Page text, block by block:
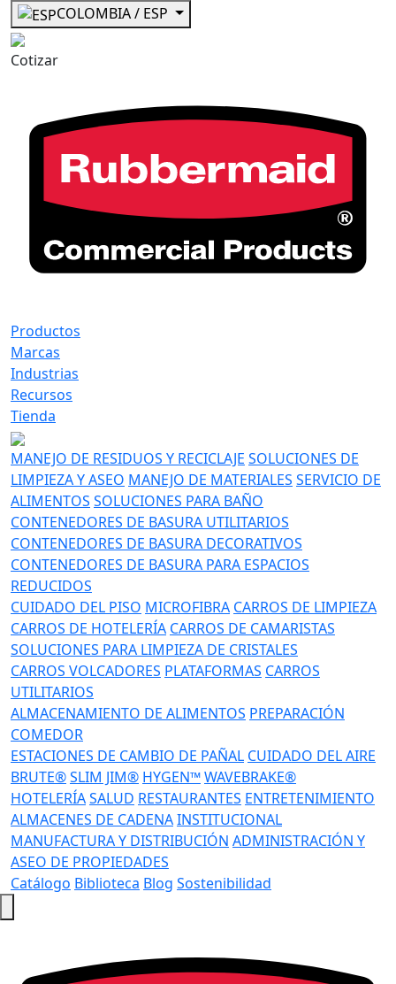
COLOMBIA / ESP
Cotizar
Productos
Marcas
Industrias
Recursos
Tienda
MANEJO DE RESIDUOS Y RECICLAJE SOLUCIONES DE
LIMPIEZA Y ASEO MANEJO DE MATERIALES SERVICIO DE
ALIMENTOS SOLUCIONES PARA BAÑO
CONTENEDORES DE BASURA UTILITARIOS
CONTENEDORES DE BASURA DECORATIVOS
CONTENEDORES DE BASURA PARA ESPACIOS
REDUCIDOS
CUIDADO DEL PISO MICROFIBRA CARROS DE LIMPIEZA
CARROS DE HOTELERÍA CARROS DE CAMARISTAS
SOLUCIONES PARA LIMPIEZA DE CRISTALES
CARROS VOLCADORES PLATAFORMAS CARROS
UTILITARIOS
ALMACENAMIENTO DE ALIMENTOS PREPARACIÓN
COMEDOR
ESTACIONES DE CAMBIO DE PAÑAL CUIDADO DEL AIRE
BRUTE®SLIM JIM® HYGEN™WAVEBRAKE®
HOTELERÍASALUD RESTAURANTES ENTRETENIMIENTO
ALMACENES DE CADENAINSTITUCIONAL
MANUFACTURA Y DISTRIBUCIÓN ADMINISTRACIÓN Y
ASEO DE PROPIEDADES
Catálogo Biblioteca Blog Sostenibilidad